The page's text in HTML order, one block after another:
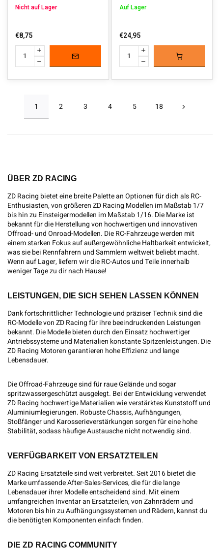
Nicht auf Lager
€8,75
Auf Lager
€24,95
1 2 3 4 5 18
ÜBER ZD RACING
ZD Racing bietet eine breite Palette an Optionen für dich als RC-
Enthusiasten, von größeren ZD Racing Modellen im Maßstab 1/7
bis hin zu Einsteigermodellen im Maßstab 1/16. Die Marke ist
bekannt für die Herstellung von hochwertigen und innovativen
Offroad- und Onroad-Modellen. Die RC-Fahrzeuge werden mit
einem starken Fokus auf außergewöhnliche Haltbarkeit entwickelt,
was sie bei Rennfahrern und Sammlern weltweit beliebt macht.
Wenn auf Lager, liefern wir die RC-Autos und Teile innerhalb
weniger Tage zu dir nach Hause!
LEISTUNGEN, DIE SICH SEHEN LASSEN KÖNNEN
Dank fortschrittlicher Technologie und präziser Technik sind die
RC-Modelle von ZD Racing für ihre beeindruckenden Leistungen
bekannt. Die Modelle bieten durch den Einsatz hochwertiger
Antriebssysteme und Materialien konstante Spitzenleistungen. Die
ZD Racing Motoren garantieren hohe Effizienz und lange
Lebensdauer.
Die Offroad-Fahrzeuge sind für raue Gelände und sogar
spritzwassergeschützt ausgelegt. Bei der Entwicklung verwendet
ZD Racing hochwertige Materialien wie verstärktes Kunststoff und
Aluminiumlegierungen. Robuste Chassis, Aufhängungen,
Stoßfänger und Karosserieverstärkungen sorgen für eine hohe
Stabilität, sodass häufige Austausche nicht notwendig sind.
VERFÜGBARKEIT VON ERSATZTEILEN
ZD Racing Ersatzteile sind weit verbreitet. Seit 2016 bietet die
Marke umfassende After-Sales-Services, die für die lange
Lebensdauer ihrer Modelle entscheidend sind. Mit einem
umfangreichen Inventar an Ersatzteilen, von Zahnrädern und
Motoren bis hin zu Aufhängungssystemen und Rädern, kannst du
die benötigten Komponenten einfach finden.
DIE ZD RACING COMMUNITY